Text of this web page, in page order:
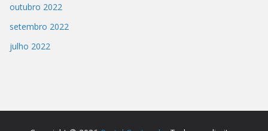
outubro 2022
setembro 2022
julho 2022